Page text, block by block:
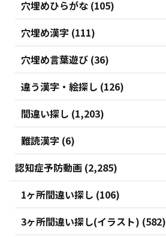
穴埋めひらがな (105)
穴埋め漢字 (111)
穴埋め言葉遊び (36)
違う漢字・絵探し (126)
間違い探し (1,203)
難読漢字 (6)
認知症予防動画 (2,285)
1ヶ所間違い探し (106)
3ヶ所間違い探し(イラスト) (582)